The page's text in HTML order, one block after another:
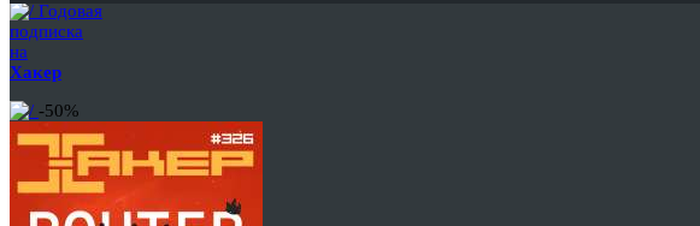
Годовая
подписка
на
Хакер
-50%